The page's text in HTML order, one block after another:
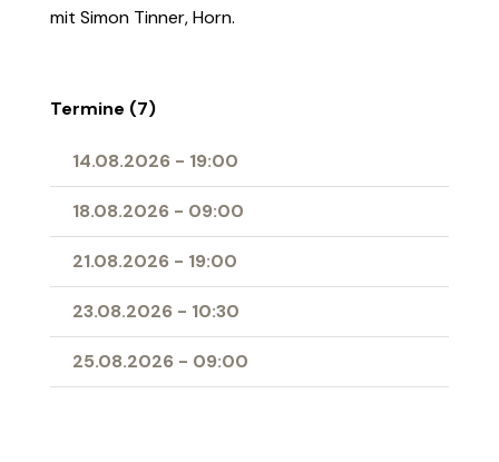
mit Simon Tinner, Horn.
Termine (7)
14.08.2026 - 19:00
18.08.2026 - 09:00
21.08.2026 - 19:00
23.08.2026 - 10:30
25.08.2026 - 09:00